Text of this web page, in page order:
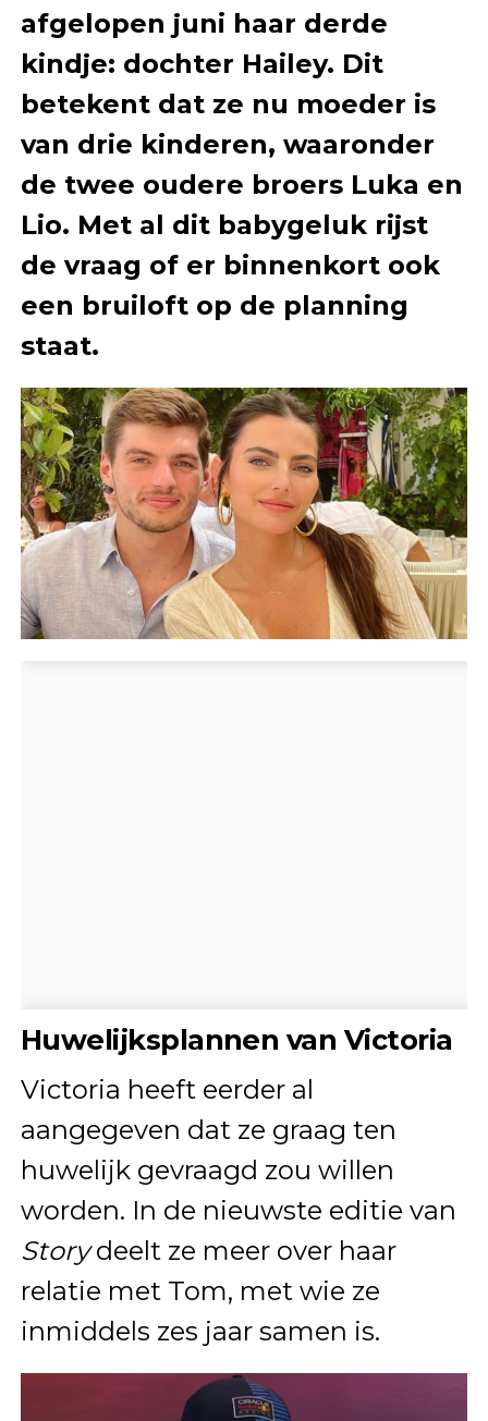
afgelopen juni haar derde
kindje: dochter Hailey. Dit
betekent dat ze nu moeder is
van drie kinderen, waaronder
de twee oudere broers Luka en
Lio. Met al dit babygeluk rijst
de vraag of er binnenkort ook
een bruiloft op de planning
staat.
Huwelijksplannen van Victoria
Victoria heeft eerder al
aangegeven dat ze graag ten
huwelijk gevraagd zou willen
worden. In de nieuwste editie van
Storydeelt ze meer over haar
relatie met Tom, met wie ze
inmiddels zes jaar samen is.